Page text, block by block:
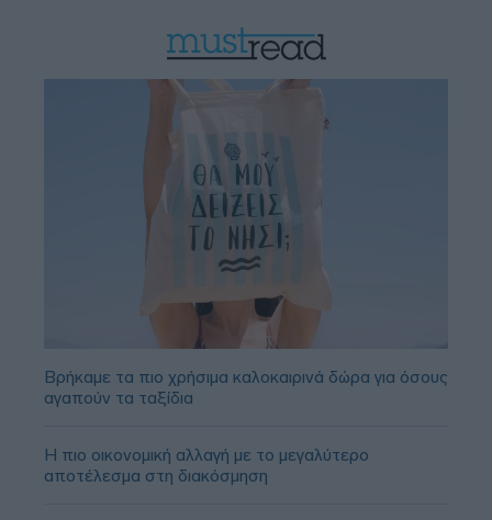
Βρήκαμε τα πιο χρήσιμα καλοκαιρινά δώρα για όσους
αγαπούν τα ταξίδια
Η πιο οικονομική αλλαγή με το μεγαλύτερο
αποτέλεσμα στη διακόσμηση